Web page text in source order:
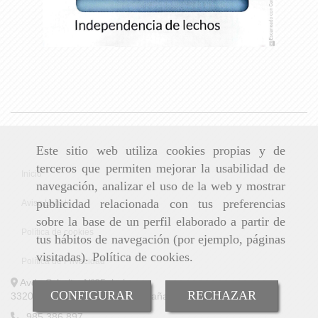
Este sitio web utiliza cookies propias y de
terceros que permiten mejorar la usabilidad de
navegación, analizar el uso de la web y mostrar
publicidad relacionada con tus preferencias
sobre la base de un perfil elaborado a partir de
tus hábitos de navegación (por ejemplo, páginas
visitadas). Política de cookies.
CONFIGURAR RECHAZAR
Inicio
Aviso Legal
Política de cookies
Política de Privacidad
Avda Schultz, Nº65, bajo
33208 GIJÓN (ASTURIAS) España